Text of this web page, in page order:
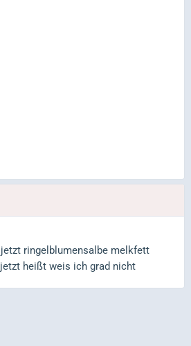
ringelblumensalbe melkfett
heißt weis ich grad nicht